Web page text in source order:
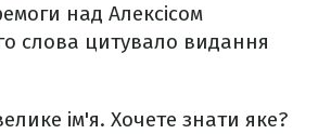
над Алексісом
слова цитувало видання
ім'я. Хочете знати яке?